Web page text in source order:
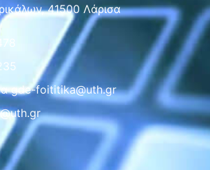
41500 Λάρισα
gde-foititika@uth.gr